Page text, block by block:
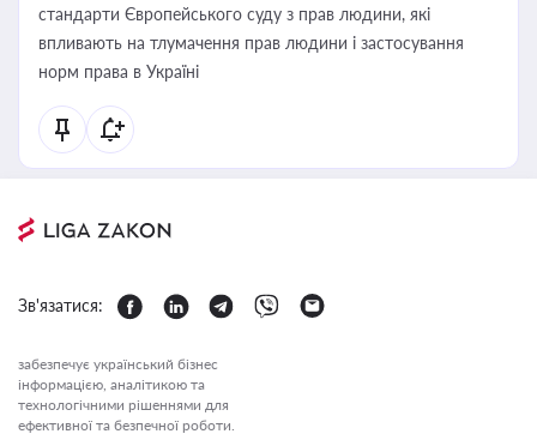
стандарти Європейського суду з прав людини, які
впливають на тлумачення прав людини і застосування
норм права в Україні
Зв'язатися:
забезпечує український бізнес
інформацією, аналітикою та
технологічними рішеннями для
ефективної та безпечної роботи.